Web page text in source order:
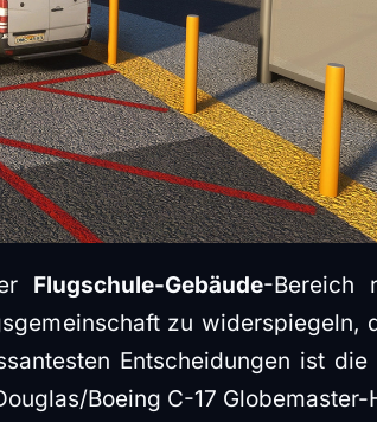
Flugschule-Gebäude-Bereich
zu widerspiegeln,
Entscheidungen ist die
Boeing C-17 Globemaster-